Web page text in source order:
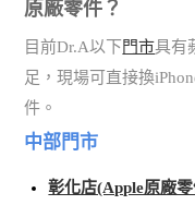
原廠零件？
目前Dr.A以下 門市具有
足，現場可直接換
件。
中部門市
彰化店(Apple原廠